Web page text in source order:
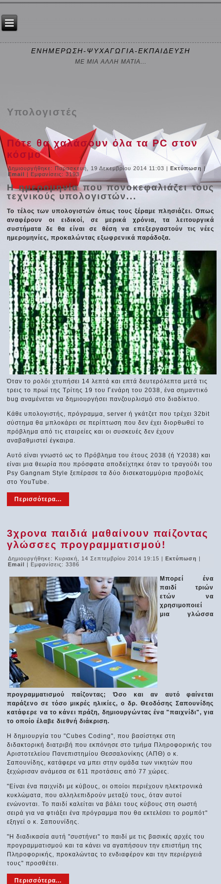
ΕΝΗΜΕΡΩΣΗ-ΨΥΧΑΓΩΓΙΑ-ΕΚΠΑΙΔΕΥΣΗ
ΜΕ ΜΙΑ ΑΛΛΗ ΜΑΤΙΑ...
Υπολογιστές
Πότε θα χαλάσουν όλα τα PC στον
κόσμο
Δημιουργήθηκε: Παρασκευή, 19 Δεκεμβρίου 2014 11:03 |Εκτύπωση |
Email | Εμφανίσεις: 3193
Η ημερομηνία που πονοκεφαλιάζει τους
τεχνικούς υπολογιστών...
Το τέλος των υπολογιστών όπως τους ξέραμε πλησιάζει. Οπως
αναφέρουν οι ειδικοί, σε μερικά χρόνια, τα λειτουργικά
συστήματα δε θα είναι σε θέση να επεξεργαστούν τις νέες
ημερομηνίες, προκαλώντας εξωφρενικά παράδοξα.
Όταν το ρολόι χτυπήσει 14 λεπτά και επτά δευτερόλεπτα μετά τις
τρεις το πρωί της Τρίτης 19 του Γενάρη του 2038, ένα σημαντικό
bug αναμένεται να δημιουργήσει πανζουρλισμό στο διαδίκτυο.
Κάθε υπολογιστής, πρόγραμμα, server ή γκάτζετ που τρέχει 32bit
σύστημα θα μπλοκάρει σε περίπτωση που δεν έχει διορθωθεί το
πρόβλημα από τις εταιρείες και οι συσκευές δεν έχουν
αναβαθμιστεί έγκαιρα.
Αυτό είναι γνωστό ως το Πρόβλημα του έτους 2038 (ή Υ2038) και
είναι μια θεωρία που πρόσφατα αποδείχτηκε όταν το τραγούδι του
Psy Gangnam Style ξεπέρασε τα δύο δισεκατομμύρια προβολές
στο YouTube.
Περισσότερα...
3χρονα παιδιά μαθαίνουν παίζοντας
γλώσσες προγραμματισμού!
Δημιουργήθηκε: Κυριακή, 14 Σεπτεμβρίου 2014 19:15 |Εκτύπωση |
Email | Εμφανίσεις: 3386
Μπορεί ένα
παιδί τριών
ετών να
χρησιμοποιεί
μια γλώσσα
προγραμματισμού παίζοντας; Όσο και αν αυτό φαίνεται
παράξενο σε τόσο μικρές ηλικίες, ο δρ. Θεοδόσης Σαπουνίδης
κατάφερε να το κάνει πράξη, δημιουργώντας ένα "παιχνίδι", για
το οποίο έλαβε διεθνή διάκριση.
Η δημιουργία του "Cubes Coding", που βασίστηκε στη
διδακτορική διατριβή που εκπόνησε στο τμήμα Πληροφορικής του
Αριστοτελείου Πανεπιστημίου Θεσσαλονίκης (ΑΠΘ) ο κ.
Σαπουνίδης, κατάφερε να μπει στην ομάδα των νικητών που
ξεχώρισαν ανάμεσα σε 611 προτάσεις από 77 χώρες.
"Είναι ένα παιχνίδι με κύβους, οι οποίοι περιέχουν ηλεκτρονικά
κυκλώματα, που αλληλεπιδρούν μεταξύ τους, όταν αυτοί
ενώνονται. Το παιδί καλείται να βάλει τους κύβους στη σωστή
σειρά για να φτιάξει ένα πρόγραμμα που θα εκτελέσει το ρομπότ"
εξηγεί ο κ. Σαπουνίδης.
"Η διαδικασία αυτή "συστήνει" το παιδί με τις βασικές αρχές του
προγραμματισμού και τα κάνει να αγαπήσουν την επιστήμη της
Πληροφορικής, προκαλώντας το ενδιαφέρον και την περιέργειά
τους" προσθέτει.
Περισσότερα...